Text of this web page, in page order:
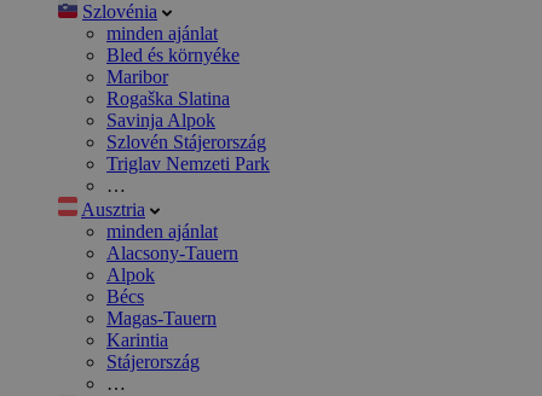
Szlovénia
minden ajánlat
Bled és környéke
Maribor
Rogaška Slatina
Savinja Alpok
Szlovén Stájerország
Triglav Nemzeti Park
…
Ausztria
minden ajánlat
Alacsony-Tauern
Alpok
Bécs
Magas-Tauern
Karintia
Stájerország
…